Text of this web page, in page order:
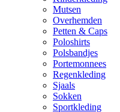
Mutsen
Overhemden
Petten & Caps
Poloshirts
Polsbandjes
Portemonnees
Regenkleding
Sjaals
Sokken
Sportkleding